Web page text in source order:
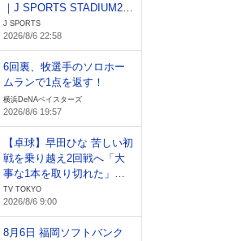
｜J SPORTS STADIUM20
26（8月6日）
J SPORTS
2026/8/6 22:58
6回裏、牧選手のソロホー
ムランで1点を返す！
横浜DeNAベイスターズ
2026/8/6 19:57
【卓球】早田ひな 苦しい初
戦を乗り越え2回戦へ「大
事な1本を取り切れた」日
本開催でファンへ恩返し｜
WTTチャンピオンズ横浜20
26
TV TOKYO
2026/8/6 9:00
8月6日 福岡ソフトバンク